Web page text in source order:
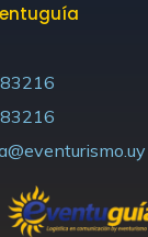
i
t
e
r
u